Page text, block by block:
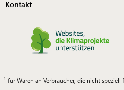
Kontakt
für Waren an Verbraucher, die nicht